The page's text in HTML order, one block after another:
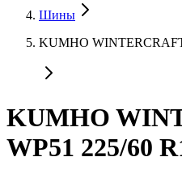
Шины
KUMHO
KUMHO
WP51 225/60